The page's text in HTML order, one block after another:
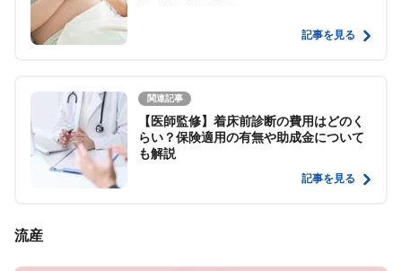
記事を見る
関連記事
【医師監修】着床前診断の費用はどのく
らい？保険適用の有無や助成金について
も解説
記事を見る
流産